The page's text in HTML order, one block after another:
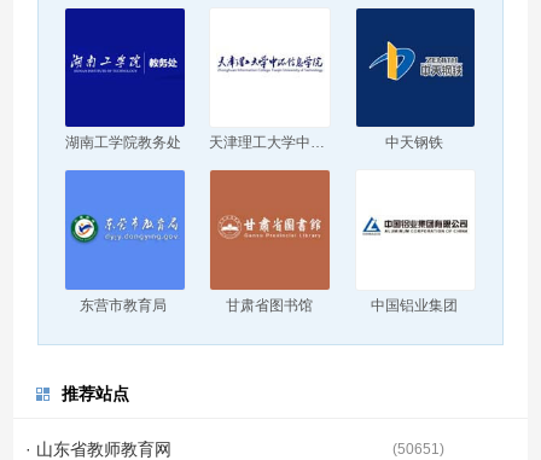
湖南工学院教务处 天津理工大学中环信息学院 中天钢铁
东营市教育局 甘肃省图书馆 中国铝业集团
推荐站点
· 山东省教师教育网 (50651)